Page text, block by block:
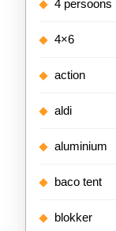
4 persoons
4×6
action
aldi
aluminium
baco tent
blokker